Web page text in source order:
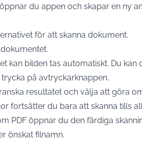
du appen och skapar en ny
för att skanna dokument.
kan bilden tas automatiskt. Du kan
på avtryckarknappen.
resultatet och välja att göra
fortsätter du bara att skanna tills
PDF öppnar du den färdiga
önskat filnamn.